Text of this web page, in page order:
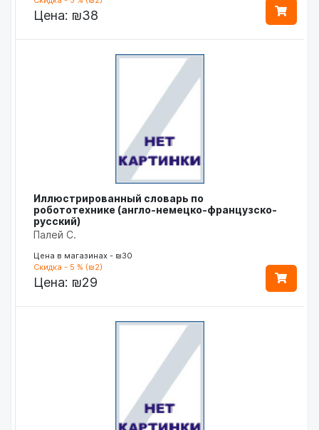
Цена: ₪38
Иллюстрированный словарь по
робототехнике (англо-немецко-французско-
русский)
Палей С.
Цена в магазинах - ₪30
Скидка - 5 % (₪2)
Цена: ₪29